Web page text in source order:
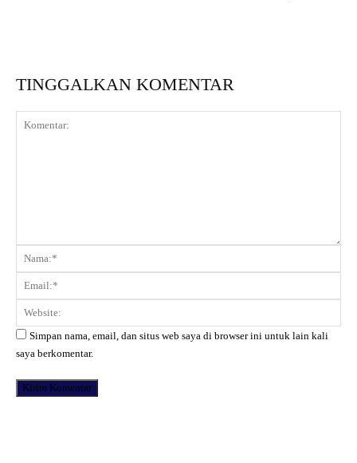
TINGGALKAN KOMENTAR
Komentar:
Simpan nama, email, dan situs web saya di browser ini untuk lain kali
saya berkomentar.